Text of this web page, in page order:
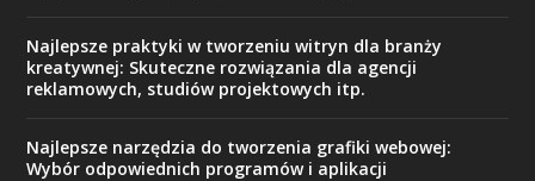
Najlepsze praktyki w tworzeniu witryn dla branży
kreatywnej: Skuteczne rozwiązania dla agencji
reklamowych, studiów projektowych itp.
Najlepsze narzędzia do tworzenia grafiki webowej:
Wybór odpowiednich programów i aplikacji